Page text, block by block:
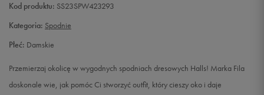
Kod produktu: SS23SPW423293
Kategoria: Spodnie
Płeć: Damskie
Przemierzaj okolicę w wygodnych spodniach dresowych Halls! Marka Fila
doskonale wie, jak pomóc Ci stworzyć outfit, który cieszy oko i daje